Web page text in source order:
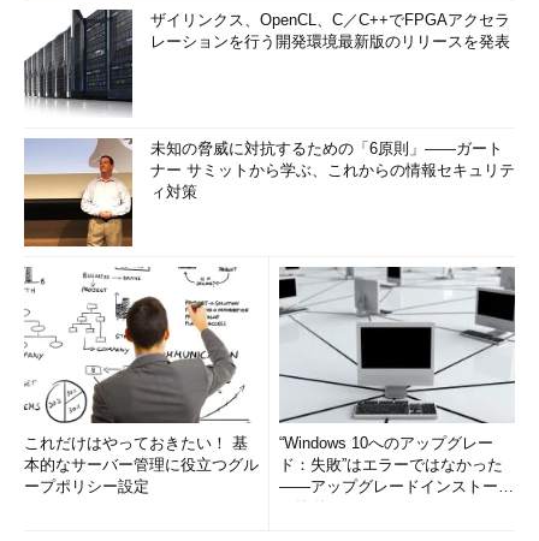
ザイリンクス、OpenCL、C／C++でFPGAアクセラ
レーションを行う開発環境最新版のリリースを発表
未知の脅威に対抗するための「6原則」――ガート
ナー サミットから学ぶ、これからの情報セキュリテ
ィ対策
これだけはやっておきたい！ 基
本的なサーバー管理に役立つグル
ープポリシー設定
“Windows 10へのアップグレー
ド：失敗”はエラーではなかった
――アップグレードインストール